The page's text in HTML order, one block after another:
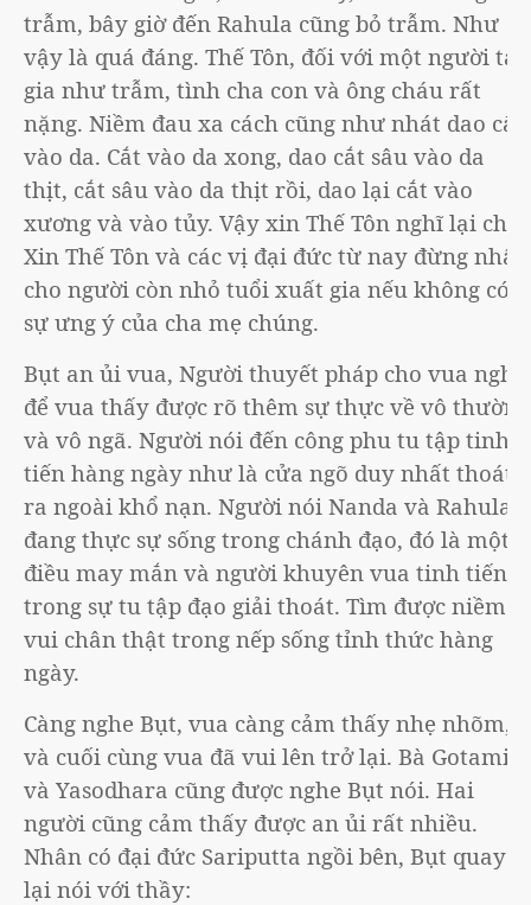
trẫm, bây giờ đến Rahula cũng bỏ trẫm. Như
vậy là quá đáng. Thế Tôn, đối với một người tại
gia như trẫm, tình cha con và ông cháu rất
nặng. Niềm đau xa cách cũng như nhát dao cắt
vào da. Cắt vào da xong, dao cắt sâu vào da
thịt, cắt sâu vào da thịt rồi, dao lại cắt vào
xương và vào tủy. Vậy xin Thế Tôn nghĩ lại cho.
Xin Thế Tôn và các vị đại đức từ nay đừng nhận
cho người còn nhỏ tuổi xuất gia nếu không có
sự ưng ý của cha mẹ chúng.
Bụt an ủi vua, Người thuyết pháp cho vua nghe
để vua thấy được rõ thêm sự thực về vô thường
và vô ngã. Người nói đến công phu tu tập tinh
tiến hàng ngày như là cửa ngõ duy nhất thoát
ra ngoài khổ nạn. Người nói Nanda và Rahula
đang thực sự sống trong chánh đạo, đó là một
điều may mắn và người khuyên vua tinh tiến
trong sự tu tập đạo giải thoát. Tìm được niềm
vui chân thật trong nếp sống tỉnh thức hàng
ngày.
Càng nghe Bụt, vua càng cảm thấy nhẹ nhõm,
và cuối cùng vua đã vui lên trở lại. Bà Gotami
và Yasodhara cũng được nghe Bụt nói. Hai
người cũng cảm thấy được an ủi rất nhiều.
Nhân có đại đức Sariputta ngồi bên, Bụt quay
lại nói với thầy: